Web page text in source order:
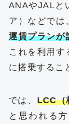
ANAやJALと
ア）などでは
運賃プランが
これを利用す
に搭乗するこ
では、 LCC（
と思われる